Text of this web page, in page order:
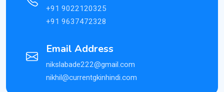
+91 9022120325
+91 9637472328
Email Address
nikslabade222@gmail.com
nikhil@currentgkinhindi.com